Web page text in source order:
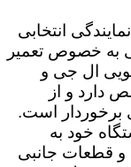
انتخابی
به خصوص تعمیر
ال جی و
دارد و از
برخوردار است.
خود به
و قطعات جانبی